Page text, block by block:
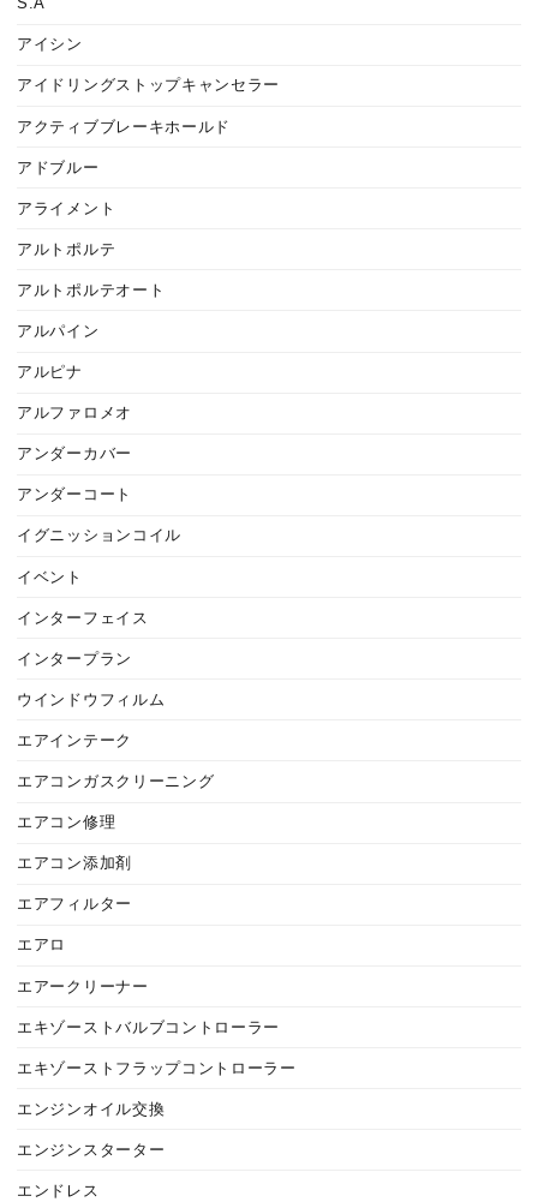
S.A
アイシン
アイドリングストップキャンセラー
アクティブブレーキホールド
アドブルー
アライメント
アルトポルテ
アルトポルテオート
アルパイン
アルピナ
アルファロメオ
アンダーカバー
アンダーコート
イグニッションコイル
イベント
インターフェイス
インタープラン
ウインドウフィルム
エアインテーク
エアコンガスクリーニング
エアコン修理
エアコン添加剤
エアフィルター
エアロ
エアークリーナー
エキゾーストバルブコントローラー
エキゾーストフラップコントローラー
エンジンオイル交換
エンジンスターター
エンドレス